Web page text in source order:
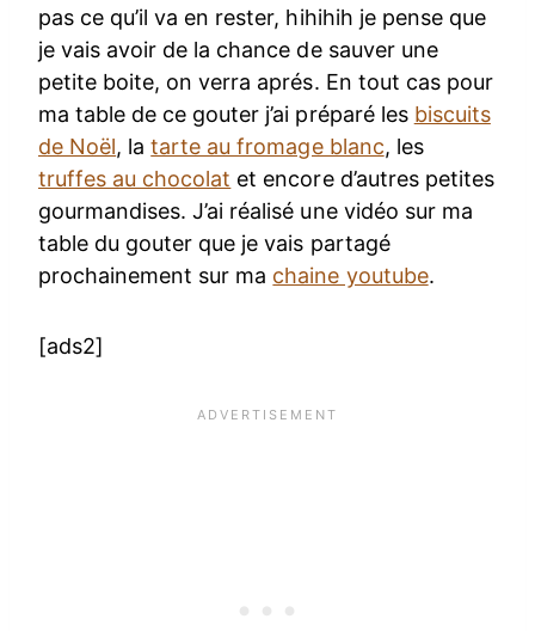
pas ce qu’il va en rester, hihihih je pense que
je vais avoir de la chance de sauver une
petite boite, on verra aprés. En tout cas pour
ma table de ce gouter j’ai préparé les biscuits
de Noël, latarte au fromage blanc, les
truffes au chocolat et encore d’autres petites
gourmandises. J’ai réalisé une vidéo sur ma
table du gouter que je vais partagé
prochainement sur ma chaine youtube.
[ads2]